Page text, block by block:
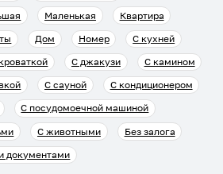
Маленькая
Квартира
Дом Номер
С кухней
С джакузи
С камином
С сауной
С кондиционером
С посудомоечной машиной
С животными
Без залога
документами